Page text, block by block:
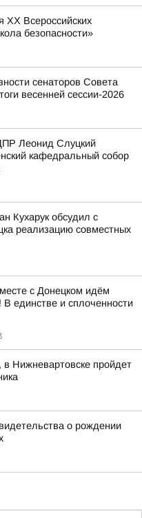
XX Всероссийских
безопасности»
сенаторов Совета
весенней сессии-2026
Леонид Слуцкий
кафедральный собор
Кухарук обсудил с
реализацию совместных
с Донецком идём
единстве и сплоченности
в Нижневартовске пройдет
о рождении